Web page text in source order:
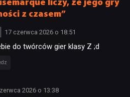
liczy, że jego gry
z czasem”
17 czerwca 2026 o 18:51
do twórców gier klasy Z ;d
2026 o 13:38